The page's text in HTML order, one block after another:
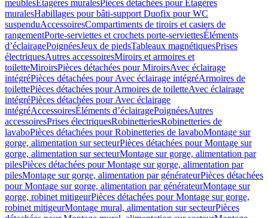
meublesÉtagères muralesPièces détachées pour Étagères
muralesHabillages pour bâti-support Duofix pour WC
suspenduAccessoiresCompartiments de tiroirs et casiers de
rangementPorte-serviettes et crochets porte-serviettesÉléments
d’éclairagePoignéesJeux de piedsTableaux magnétiquesPrises
électriquesAutres accessoiresMiroirs et armoires et
toiletteMiroirsPièces détachées pour MiroirsAvec éclairage
intégréPièces détachées pour Avec éclairage intégréArmoires de
toilettePièces détachées pour Armoires de toiletteAvec éclairage
intégréPièces détachées pour Avec éclairage
intégréAccessoiresÉléments d’éclairagePoignéesAutres
accessoiresPrises électriquesRobinetteriesRobinetteries de
lavaboPièces détachées pour Robinetteries de lavaboMontage sur
gorge, alimentation sur secteurPièces détachées pour Montage sur
gorge, alimentation sur secteurMontage sur gorge, alimentation par
pilesPièces détachées pour Montage sur gorge, alimentation par
pilesMontage sur gorge, alimentation par générateurPièces détachées
pour Montage sur gorge, alimentation par générateurMontage sur
gorge, robinet mitigeurPièces détachées pour Montage sur gorge,
robinet mitigeurMontage mural, alimentation sur secteurPièces